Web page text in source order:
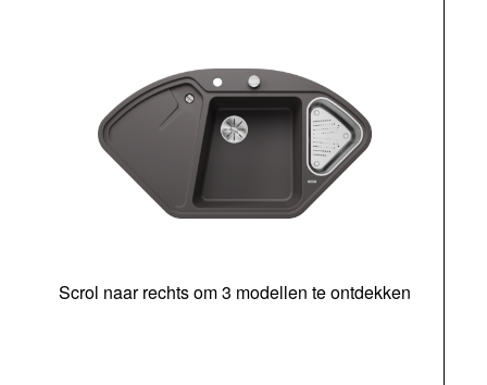
Scrol naar rechts om 3 modellen te ontdekken